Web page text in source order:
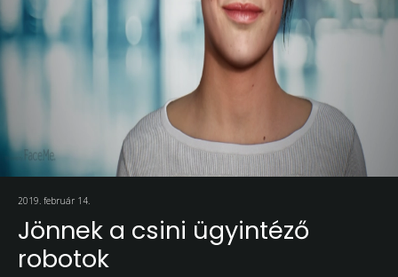
2019. február 14.
Jönnek a csini ügyintéző
robotok